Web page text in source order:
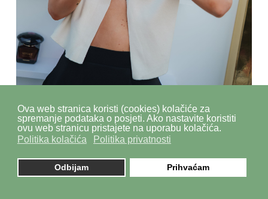
Ova web stranica koristi (cookies) kolačiće za
spremanje podataka o posjeti. Ako nastavite koristiti
ovu web stranicu pristajete na uporabu kolačića.
Politika kolačića
Politika privatnosti
Odbijam Prihvaćam